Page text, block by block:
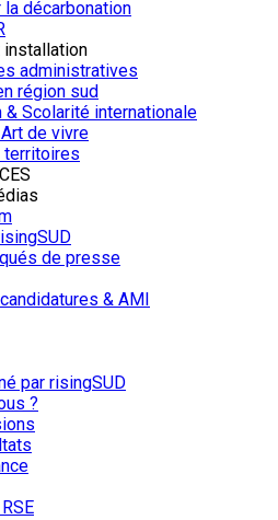
décarbonation
installation
administratives
région sud
& Scolarité internationale
de vivre
territoires
de presse
& AMI
par risingSUD
?